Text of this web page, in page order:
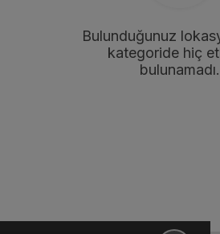
Bulunduğunuz
kategoride hiç
bulunamadı.